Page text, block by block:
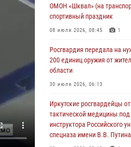
родственникам
женщину в Иркутске
30 июля 2026, 07:37
Росгвардия передала на
200 единиц оружия от
области
30 июля 2026, 06:13
При силовой поддержке
Иркутской области
соблюдению
законодательства
ОМОН «Шквал» (на
спортивный праздник
08 июля 2026, 08:45 1
Росгвардия передала на
200 единиц оружия от
области
30 июля 2026, 06:13
Иркутские росгвардейцы
тактической медицины
инструктора Российского
спецназа имени В.В. Путина